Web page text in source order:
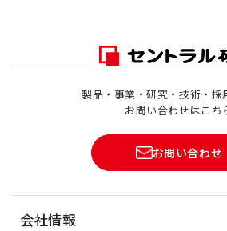
製品・事業・研究・技術・採
お問い合わせはこち
お問い合わせ
会社情報